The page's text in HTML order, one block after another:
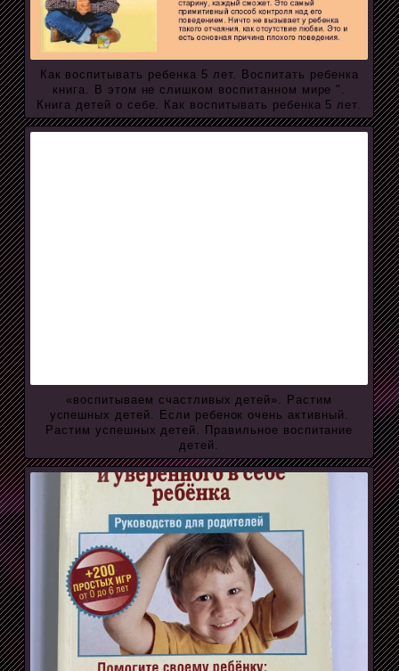
Как воспитывать ребенка 5 лет. Воспитать ребенка
книга. В этом не слишком воспитанном мире ".
Книга детей о себе. Как воспитывать ребенка 5 лет.
«воспитываем счастливых детей». Растим
успешных детей. Если ребенок очень активный.
Растим успешных детей. Правильное воспитание
детей.